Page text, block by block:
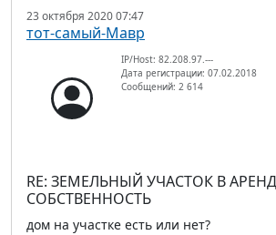
23 октября 2020 07:47
тот-самый-Мавр
IP/Host: 82.208.97.---
Дата регистрации: 07.02.2018
Сообщений: 2 614
RE: ЗЕМЕЛЬНЫЙ УЧАСТОК В
СОБСТВЕННОСТЬ
дом на участке есть или нет?